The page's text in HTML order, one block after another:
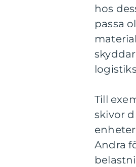
hos
passa
Till
skivor
Andra